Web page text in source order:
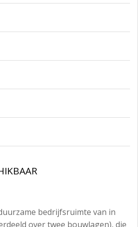
bedrijfsruimte van in
over twee bouwlagen), die